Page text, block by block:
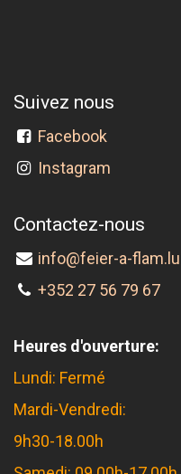
Suivez nous
Facebook
Instagram
Contactez-nous
info@feier-a-flam.lu
+352 27 56 79 67
Heures d'ouverture:
Lundi: Fermé
Mardi-Vendredi:
9h30-18.00h